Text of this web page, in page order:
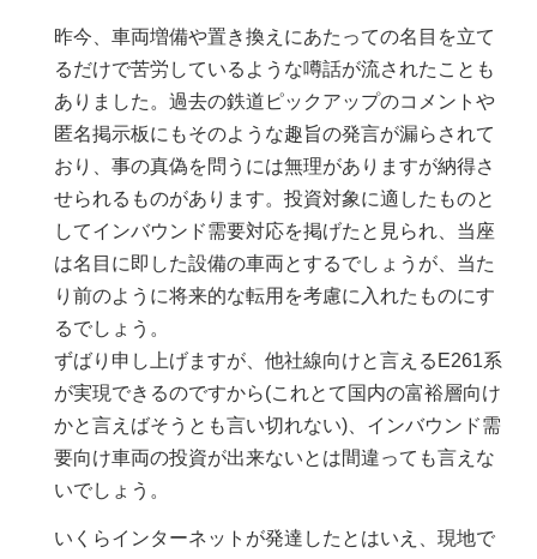
昨今、車両増備や置き換えにあたっての名目を立て
るだけで苦労しているような噂話が流されたことも
ありました。過去の鉄道ピックアップのコメントや
匿名掲示板にもそのような趣旨の発言が漏らされて
おり、事の真偽を問うには無理がありますが納得さ
せられるものがあります。投資対象に適したものと
してインバウンド需要対応を掲げたと見られ、当座
は名目に即した設備の車両とするでしょうが、当た
り前のように将来的な転用を考慮に入れたものにす
るでしょう。
ずばり申し上げますが、他社線向けと言えるE261系
が実現できるのですから(これとて国内の富裕層向け
かと言えばそうとも言い切れない)、インバウンド需
要向け車両の投資が出来ないとは間違っても言えな
いでしょう。
いくらインターネットが発達したとはいえ、現地で